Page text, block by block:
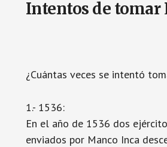
Intentos de tomar
¿Cuántas veces se intentó
1.- 1536:
En el año de 1536 dos
enviados por Manco Inca